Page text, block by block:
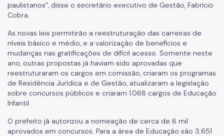
paulistanos”, disse o secretário executivo de Gestão, Fabrício
Cobra.
As novas leis permitirão a reestruturação das carreiras de
níveis básico e médio, e a valorização de benefícios e
mudanças nas gratificações de difícil acesso. Somente neste
ano, outras propostas já haviam sido aprovadas que
reestruturaram os cargos em comissão, criaram os programas
de Residência Jurídica e de Gestão, atualizaram a legislação
sobre concursos públicos e criaram 1.068 cargos de Educação
Infantil.
O prefeito já autorizou a nomeação de cerca de 6 mil
aprovados em concursos. Para a área de Educação são 3.651